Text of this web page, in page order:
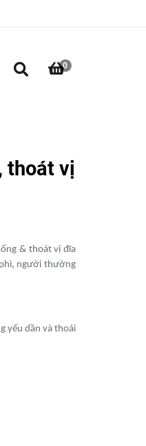
thoát vị
& thoát vị đĩa
người thường
yếu dần và thoái
0